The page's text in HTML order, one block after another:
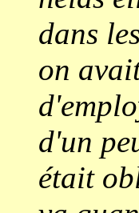
dans
on
d'un
était